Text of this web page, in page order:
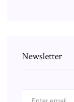
Newsletter